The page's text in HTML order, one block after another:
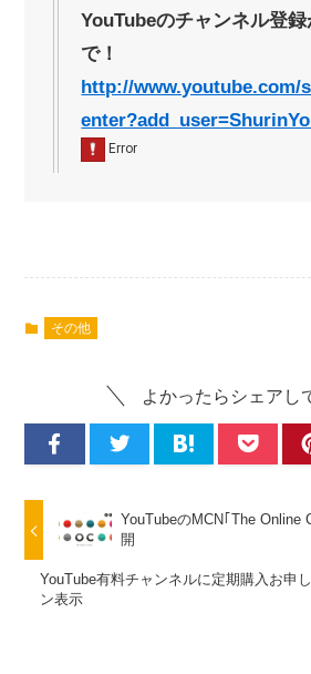
YouTubeのチャンネル登
で！
http://www.youtube.com/
その他
よかったらシェアし
YouTubeのMCN｢The Online
開
YouTube有料チャンネルに定期購入お申
ン表示